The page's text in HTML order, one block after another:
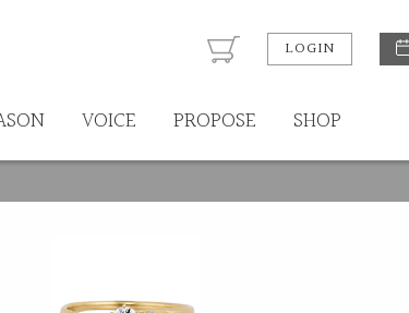
LOGIN
VOICE PROPOSE SHOP